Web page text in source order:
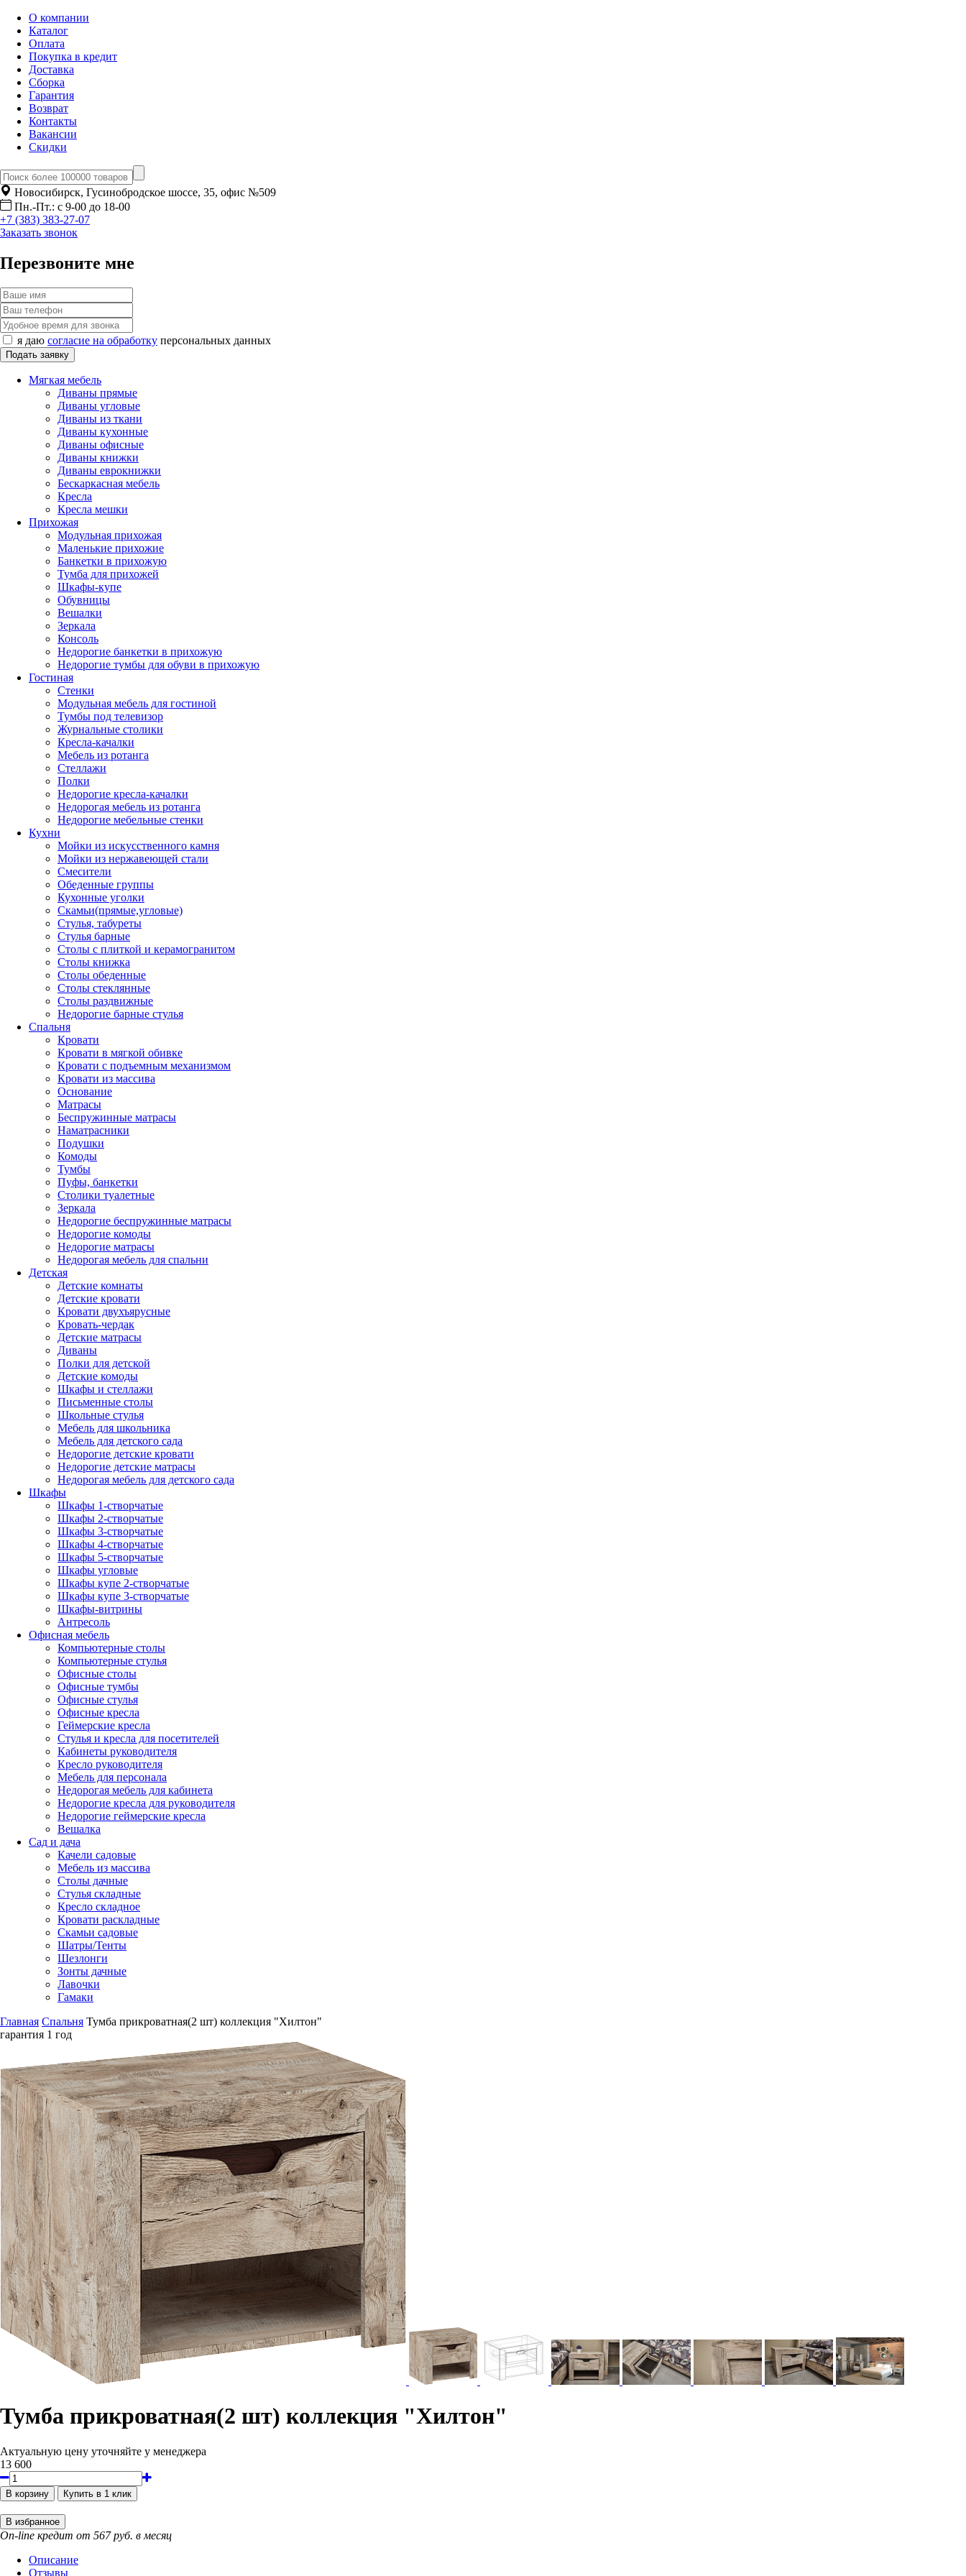
О компании
Каталог
Оплата
Покупка в кредит
Доставка
Сборка
Гарантия
Возврат
Контакты
Вакансии
Скидки
Новосибирск, Гусинобродское шоссе, 35, офис №509
Пн.-Пт.: с 9-00 до 18-00
+7 (383) 383-27-07
Заказать звонок
Перезвоните мне
я даю согласие на обработку персональных данных
Мягкая мебель
Диваны прямые
Диваны угловые
Диваны из ткани
Диваны кухонные
Диваны офисные
Диваны книжки
Диваны еврокнижки
Бескаркасная мебель
Кресла
Кресла мешки
Прихожая
Модульная прихожая
Маленькие прихожие
Банкетки в прихожую
Тумба для прихожей
Шкафы-купе
Обувницы
Вешалки
Зеркала
Консоль
Недорогие банкетки в прихожую
Недорогие тумбы для обуви в прихожую
Гостиная
Стенки
Модульная мебель для гостиной
Тумбы под телевизор
Журнальные столики
Кресла-качалки
Мебель из ротанга
Стеллажи
Полки
Недорогие кресла-качалки
Недорогая мебель из ротанга
Недорогие мебельные стенки
Кухни
Мойки из искусственного камня
Мойки из нержавеющей стали
Смесители
Обеденные группы
Кухонные уголки
Скамьи(прямые,угловые)
Стулья, табуреты
Стулья барные
Столы с плиткой и керамогранитом
Столы книжка
Столы обеденные
Столы стеклянные
Столы раздвижные
Недорогие барные стулья
Спальня
Кровати
Кровати в мягкой обивке
Кровати с подъемным механизмом
Кровати из массива
Основание
Матрасы
Беспружинные матрасы
Наматрасники
Подушки
Комоды
Тумбы
Пуфы, банкетки
Столики туалетные
Зеркала
Недорогие беспружинные матрасы
Недорогие комоды
Недорогие матрасы
Недорогая мебель для спальни
Детская
Детские комнаты
Детские кровати
Кровати двухъярусные
Кровать-чердак
Детские матрасы
Диваны
Полки для детской
Детские комоды
Шкафы и стеллажи
Письменные столы
Школьные стулья
Мебель для школьника
Мебель для детского сада
Недорогие детские кровати
Недорогие детские матрасы
Недорогая мебель для детского сада
Шкафы
Шкафы 1-створчатые
Шкафы 2-створчатые
Шкафы 3-створчатые
Шкафы 4-створчатые
Шкафы 5-створчатые
Шкафы угловые
Шкафы купе 2-створчатые
Шкафы купе 3-створчатые
Шкафы-витрины
Антресоль
Офисная мебель
Компьютерные столы
Компьютерные стулья
Офисные столы
Офисные тумбы
Офисные стулья
Офисные кресла
Геймерские кресла
Стулья и кресла для посетителей
Кабинеты руководителя
Кресло руководителя
Мебель для персонала
Недорогая мебель для кабинета
Недорогие кресла для руководителя
Недорогие геймерские кресла
Вешалка
Сад и дача
Качели садовые
Мебель из массива
Столы дачные
Стулья складные
Кресло складное
Кровати раскладные
Скамьи садовые
Шатры/Тенты
Шезлонги
Зонты дачные
Лавочки
Гамаки
Главная Спальня Тумба прикроватная(2 шт) коллекция "Хилтон"
гарантия 1 год
Тумба прикроватная(2 шт) коллекция "Хилтон"
Актуальную цену уточняйте у менеджера
13 600
On-line кредит от 567 руб. в месяц
Описание
Отзывы